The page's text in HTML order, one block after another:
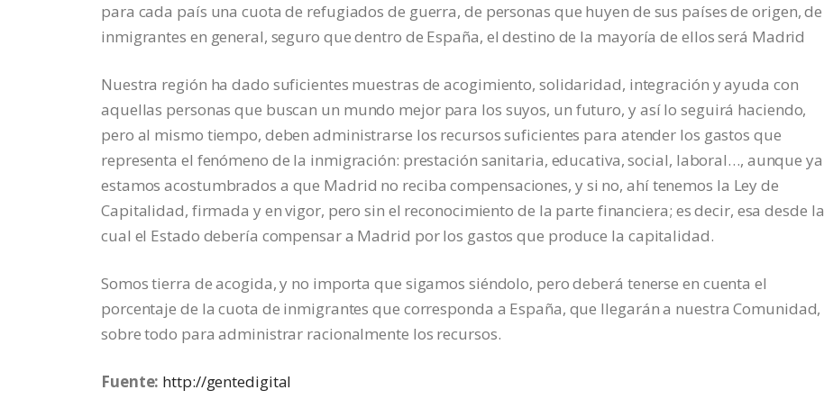
para cada país una cuota de refugiados de guerra, de personas que huyen de sus países de origen, de
inmigrantes en general, seguro que dentro de España, el destino de la mayoría de ellos será Madrid
Nuestra región ha dado suficientes muestras de acogimiento, solidaridad, integración y ayuda con
aquellas personas que buscan un mundo mejor para los suyos, un futuro, y así lo seguirá haciendo,
pero al mismo tiempo, deben administrarse los recursos suficientes para atender los gastos que
representa el fenómeno de la inmigración: prestación sanitaria, educativa, social, laboral…, aunque ya
estamos acostumbrados a que Madrid no reciba compensaciones, y si no, ahí tenemos la Ley de
Capitalidad, firmada y en vigor, pero sin el reconocimiento de la parte financiera; es decir, esa desde la
cual el Estado debería compensar a Madrid por los gastos que produce la capitalidad.
Somos tierra de acogida, y no importa que sigamos siéndolo, pero deberá tenerse en cuenta el
porcentaje de la cuota de inmigrantes que corresponda a España, que llegarán a nuestra Comunidad,
sobre todo para administrar racionalmente los recursos.
Fuente: http://gentedigital